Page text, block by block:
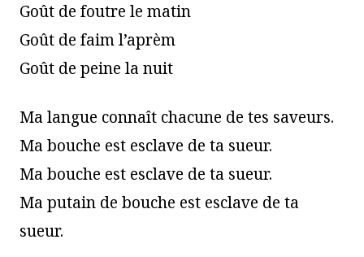
Goût de foutre le matin
Goût de faim l’aprèm
Goût de peine la nuit
Ma langue connaît chacune de tes saveurs.
Ma bouche est esclave de ta sueur.
Ma bouche est esclave de ta sueur.
Ma putain de bouche est esclave de ta
sueur.